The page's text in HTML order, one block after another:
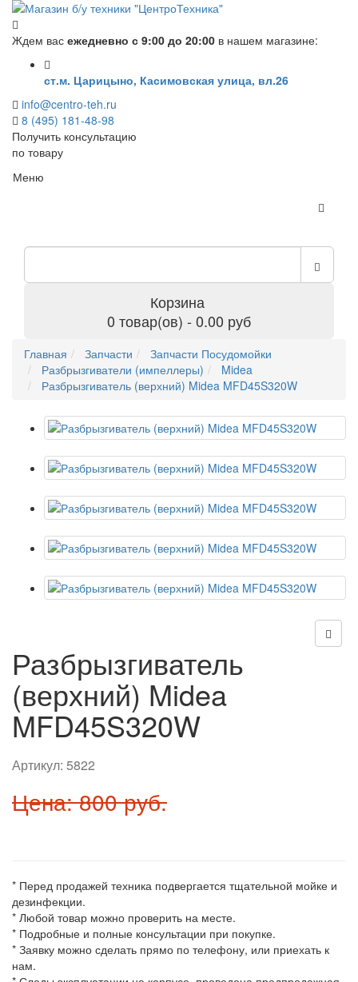
Ждем вас ежедневно с 9:00 до 20:00 в нашем магазине:
ст.м. Царицыно, Касимовская улица, вл.26
info@centro-teh.ru
8 (495) 181-48-98
Получить консультацию
по товару
Меню
Корзина
0 товар(ов) - 0.00 руб
Главная Запчасти
Запчасти Посудомойки
Разбрызгиватели (импеллеры)
Midea
Разбрызгиватель (верхний) Midea MFD45S320W
Разбрызгиватель
(верхний) Midea
MFD45S320W
Артикул: 5822
Цена: 800 руб.
* Перед продажей техника подвергается тщательной мойке и
дезинфекции.
* Любой товар можно проверить на месте.
* Подробные и полные консультации при покупке.
* Заявку можно сделать прямо по телефону, или приехать к
нам.